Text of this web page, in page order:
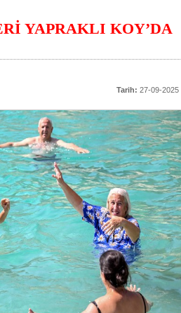
YAPRAKLI KOY’DA
Tarih: 27-09-2025